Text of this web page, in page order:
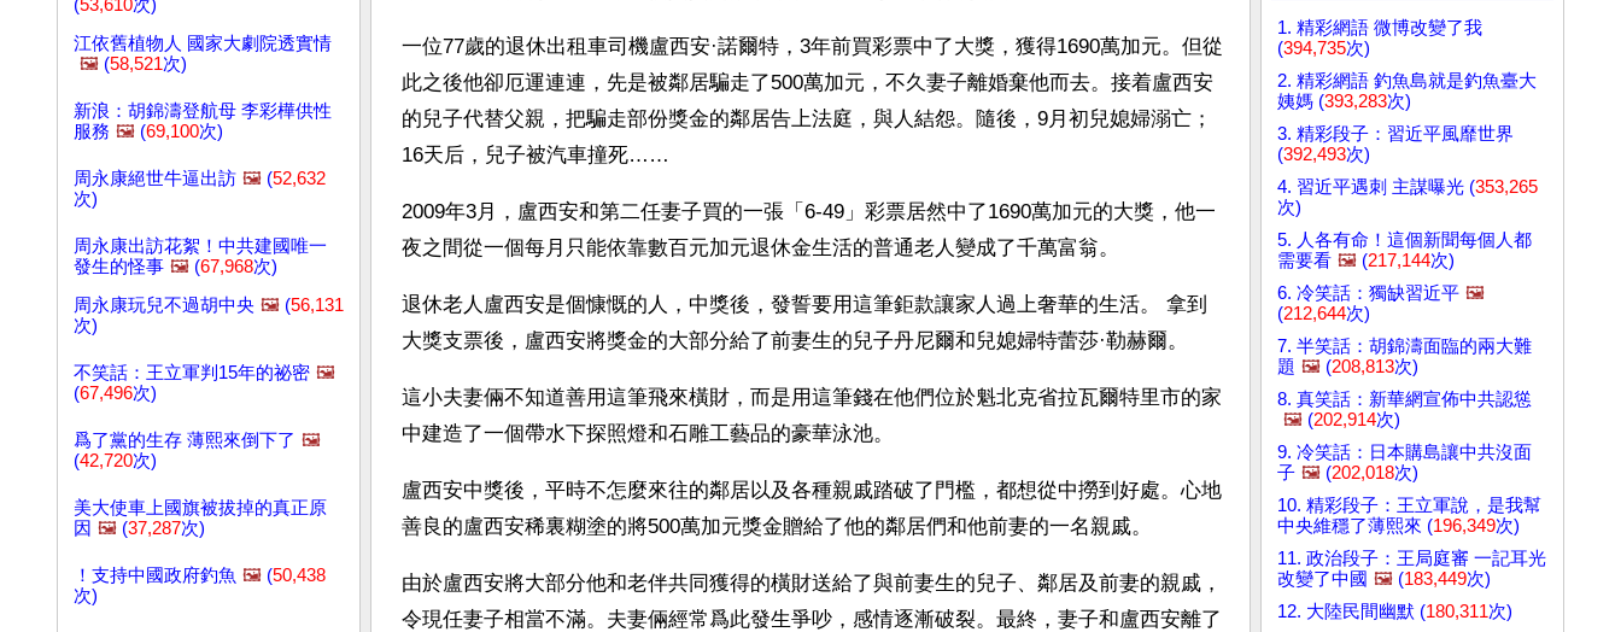
(53,610次)
江依舊植物人 國家大劇院透實情
🖼️ (58,521次)
新浪：胡錦濤登航母 李彩樺供性
服務 🖼️ (69,100次)
周永康絕世牛逼出訪 🖼️ (52,632
次)
周永康出訪花絮！中共建國唯一
發生的怪事 🖼️ (67,968次)
周永康玩兒不過胡中央 🖼️ (56,131
次)
不笑話：王立軍判15年的祕密 🖼️
(67,496次)
爲了黨的生存 薄熙來倒下了 🖼️
(42,720次)
美大使車上國旗被拔掉的真正原
因 🖼️ (37,287次)
！支持中國政府釣魚 🖼️ (50,438
次)
一位77歲的退休出租車司機盧西安·諾爾特，3年前買彩票中了大獎，獲得1690萬加元。但從
此之後他卻厄運連連，先是被鄰居騙走了500萬加元，不久妻子離婚棄他而去。接着盧西安
的兒子代替父親，把騙走部份獎金的鄰居告上法庭，與人結怨。隨後，9月初兒媳婦溺亡；
16天后，兒子被汽車撞死……
2009年3月，盧西安和第二任妻子買的一張「6-49」彩票居然中了1690萬加元的大獎，他一
夜之間從一個每月只能依靠數百元加元退休金生活的普通老人變成了千萬富翁。
退休老人盧西安是個慷慨的人，中獎後，發誓要用這筆鉅款讓家人過上奢華的生活。 拿到
大獎支票後，盧西安將獎金的大部分給了前妻生的兒子丹尼爾和兒媳婦特蕾莎·勒赫爾。
這小夫妻倆不知道善用這筆飛來橫財，而是用這筆錢在他們位於魁北克省拉瓦爾特里市的家
中建造了一個帶水下探照燈和石雕工藝品的豪華泳池。
盧西安中獎後，平時不怎麼來往的鄰居以及各種親戚踏破了門檻，都想從中撈到好處。心地
善良的盧西安稀裏糊塗的將500萬加元獎金贈給了他的鄰居們和他前妻的一名親戚。
由於盧西安將大部分他和老伴共同獲得的橫財送給了與前妻生的兒子、鄰居及前妻的親戚，
令現任妻子相當不滿。夫妻倆經常爲此發生爭吵，感情逐漸破裂。最終，妻子和盧西安離了
1. 精彩網語 微博改變了我
(394,735次)
2. 精彩網語 釣魚島就是釣魚臺大
姨媽 (393,283次)
3. 精彩段子：習近平風靡世界
(392,493次)
4. 習近平遇刺 主謀曝光 (353,265
次)
5. 人各有命！這個新聞每個人都
需要看 🖼️ (217,144次)
6. 冷笑話：獨缺習近平 🖼️
(212,644次)
7. 半笑話：胡錦濤面臨的兩大難
題 🖼️ (208,813次)
8. 真笑話：新華網宣佈中共認慫
🖼️ (202,914次)
9. 冷笑話：日本購島讓中共沒面
子 🖼️ (202,018次)
10. 精彩段子：王立軍說，是我幫
中央維穩了薄熙來 (196,349次)
11. 政治段子：王局庭審 一記耳光
改變了中國 🖼️ (183,449次)
12. 大陸民間幽默 (180,311次)